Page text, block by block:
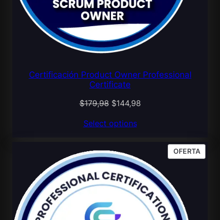
Certificación Product Owner Professional
Certificate
$179,98 El
original
$179,98.
$144,98El
Select options
OFERTA
EN